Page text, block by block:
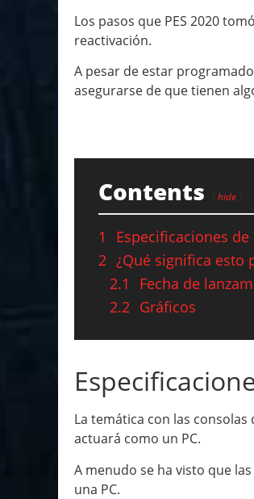
Los pasos que PES 2020
reactivación.
A pesar de estar
asegurarse de que tienen
Contents hide
1
Especificaciones de
2 ¿Qué significa esto
2.1
Fecha de
2.2 Gráficos
La temática con las
actuará como un PC.
A menudo se ha visto que
una PC.